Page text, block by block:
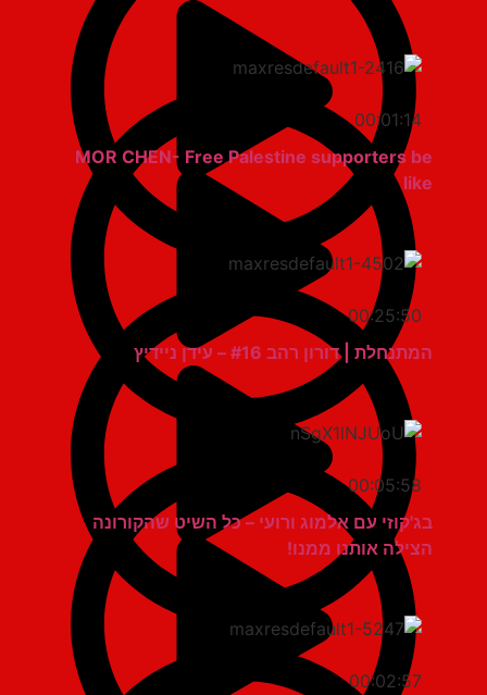
00:01:14
MOR CHEN- Free Palestine supporters be
00:25:50
המתנחלת | דורון רהב #16 – עידן ניידיץ
00:05:58
בג'קוזי עם אלמוג ורועי – כל השיט שהקורונה
הצילה אותנו ממנו!
00:02:57